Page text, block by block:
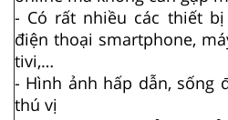
- Có rất nhiều các thiết
điện thoại smartphone,
tivi,…
- Hình ảnh hấp dẫn, sống
thú vị